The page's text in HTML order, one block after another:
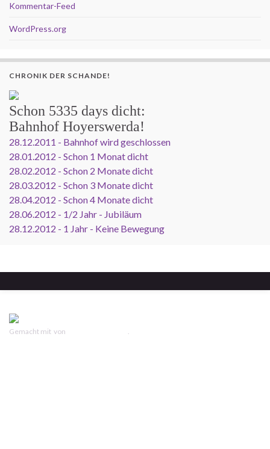
Kommentar-Feed
WordPress.org
CHRONIK DER SCHANDE!
Schon 5335 days dicht:
Bahnhof Hoyerswerda!
28.12.2011 - Bahnhof wird geschlossen
28.01.2012 - Schon 1 Monat dicht
28.02.2012 - Schon 2 Monate dicht
28.03.2012 - Schon 3 Monate dicht
28.04.2012 - Schon 4 Monate dicht
28.06.2012 - 1/2 Jahr - Jubiläum
28.12.2012 - 1 Jahr - Keine Bewegung
Gemacht mit von .